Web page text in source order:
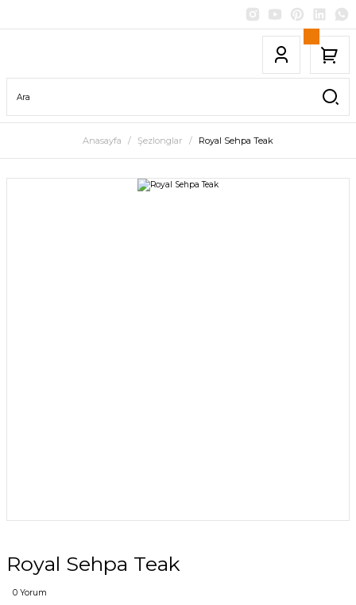
Anasayfa Şezlonglar Royal Sehpa Teak
Royal Sehpa Teak
0 Yorum